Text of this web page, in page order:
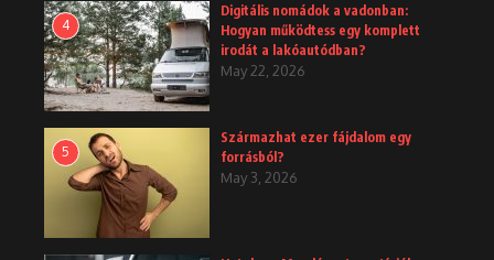
4
Digitális nomádok a vadonban:
Hogyan működtess egy komplett
irodát a lakóautódban?
May 22, 2026
5
Származhat ezer fájdalom egy
forrásból?
May 3, 2026